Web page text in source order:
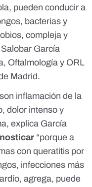
pueden conducir a
bacterias y
, compleja y
García
Oftalmología y ORL
Madrid.
inflamación de la
dolor intenso y
explica García
“porque a
con queratitis por
, infecciones más
agrega, puede